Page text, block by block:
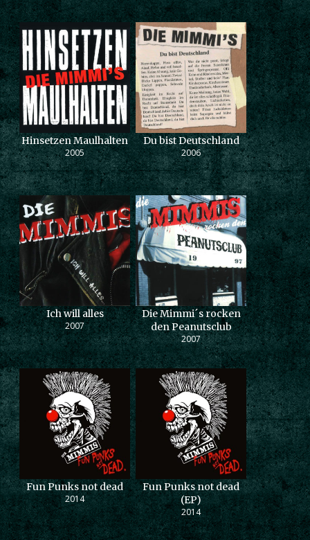
Hinsetzen Maulhalten
2005
Du bist Deutschland
2006
Ich will alles
2007
Die Mimmi´s rocken
den Peanutsclub
2007
Fun Punks not dead
2014
Fun Punks not dead
(EP)
2014